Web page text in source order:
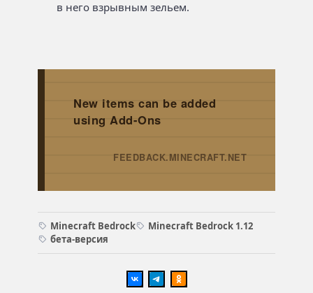
в него взрывным зельем.
New items can be added
using Add-Ons
FEEDBACK.MINECRAFT.NET
Minecraft Bedrock
Minecraft Bedrock 1.12
бета-версия